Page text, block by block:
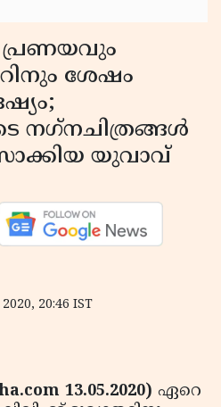
പ്രണയവും
ശേഷം
നഗ്‌നചിത്രങ്ങള്‍
യുവാവ്
20:46 IST
13.05.2020) ഏറെ